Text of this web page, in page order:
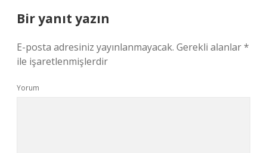
Bir yanıt yazın
E-posta adresiniz yayınlanmayacak. Gerekli alanlar*
ile işaretlenmişlerdir
Yorum